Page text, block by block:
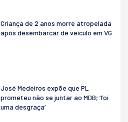
Criança de 2 anos morre atropelada
após desembarcar de veículo em VG
José Medeiros expõe que PL
prometeu não se juntar ao MDB; ‘foi
uma desgraça’